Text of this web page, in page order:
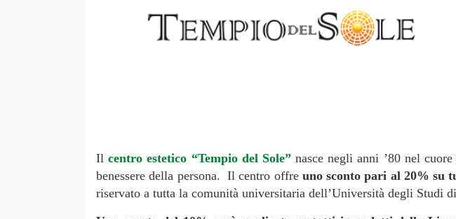
Ilcentro estetico “Tempio del Sole” nasce negli anni ’80 nel
benessere della persona. Il centro offre uno sconto pari al 20% su
riservato a tutta la comunità universitaria dell’Università degli Studi